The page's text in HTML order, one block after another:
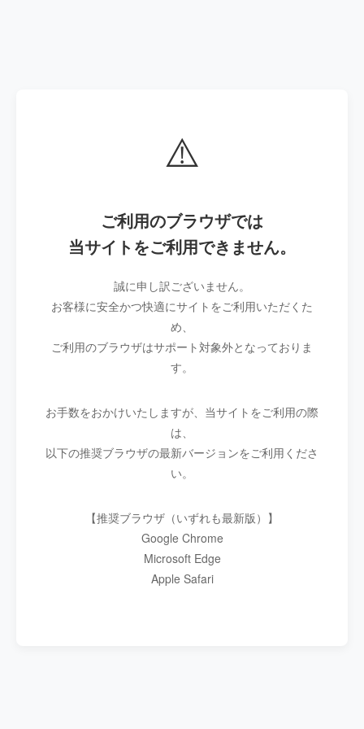
⚠️
ご利用のブラウザでは
当サイトをご利用できません。
誠に申し訳ございません。
お客様に安全かつ快適にサイトをご利用いただくた
め、
ご利用のブラウザはサポート対象外となっておりま
す。
お手数をおかけいたしますが、当サイトをご利用の際
は、
以下の推奨ブラウザの最新バージョンをご利用くださ
い。
【推奨ブラウザ（いずれも最新版）】
Google Chrome
Microsoft Edge
Apple Safari